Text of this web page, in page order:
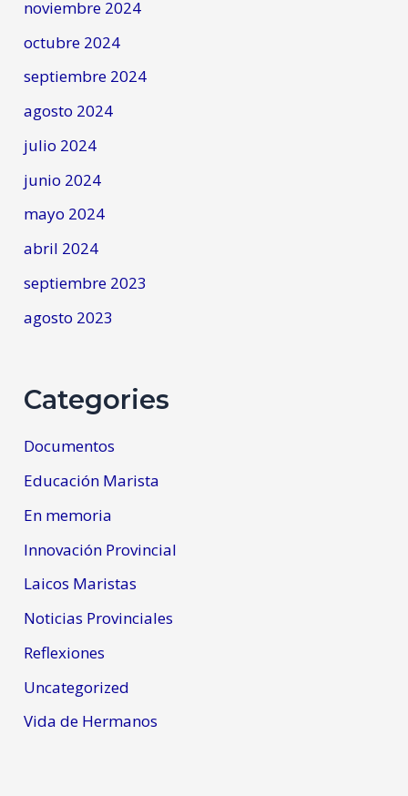
noviembre 2024
octubre 2024
septiembre 2024
agosto 2024
julio 2024
junio 2024
mayo 2024
abril 2024
septiembre 2023
agosto 2023
Categories
Documentos
Educación Marista
En memoria
Innovación Provincial
Laicos Maristas
Noticias Provinciales
Reflexiones
Uncategorized
Vida de Hermanos